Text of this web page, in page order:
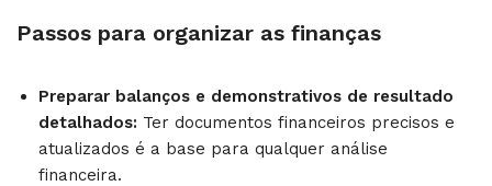
Passos para organizar as finanças
Preparar balanços e demonstrativos de resultado
detalhados: Ter documentos financeiros precisos e
atualizados é a base para qualquer análise
financeira.